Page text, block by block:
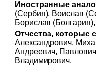
Иностранные
(Сербия), Воислав
Борислав
Отчества, которые
Александрович,
Андреевич,
Владимирович.